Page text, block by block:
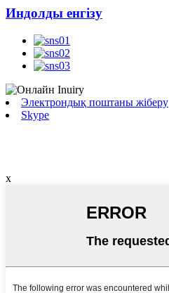
Индолды енгізу
Электрондық поштаны жіберу
Skype
x